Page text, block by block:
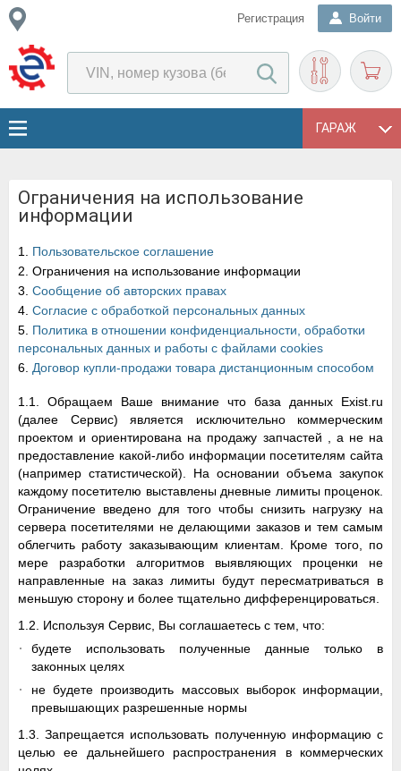
Регистрация Войти
ГАРАЖ
Ограничения на использование
информации
1. Пользовательское соглашение
2. Ограничения на использование информации
3. Сообщение об авторских правах
4. Согласие с обработкой персональных данных
5. Политика в отношении конфиденциальности, обработки
персональных данных и работы с файлами cookies
6. Договор купли-продажи товара дистанционным способом
1.1. Обращаем Ваше внимание что база данных Exist.ru
(далее Cервис) является исключительно коммерческим
проектом и ориентирована на продажу запчастей , а не на
предоставление какой-либо информации посетителям сайта
(например статистической). На основании объема закупок
каждому посетителю выставлены дневные лимиты проценок.
Ограничение введено для того чтобы снизить нагрузку на
сервера посетителями не делающими заказов и тем самым
облегчить работу заказывающим клиентам. Кроме того, по
мере разработки алгоритмов выявляющих проценки не
направленные на заказ лимиты будут пересматриваться в
меньшую сторону и более тщательно дифференцироваться.
1.2. Используя Сервис, Вы соглашаетесь с тем, что:
будете использовать полученные данные только в
законных целях
не будете производить массовых выборок информации,
превышающих разрешенные нормы
1.3. Запрещается использовать полученную информацию с
целью ее дальнейшего распространения в коммерческих